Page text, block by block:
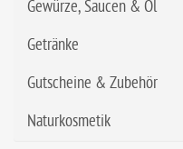
Gewürze, Saucen & Öl
Getränke
Gutscheine & Zubehör
Naturkosmetik